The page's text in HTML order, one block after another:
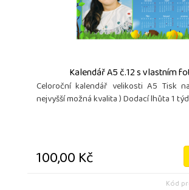
Kalendář A5 č.12 s vlastním
Celoroční kalendář velikosti A5 Tisk
nejvyšší možná kvalita ) Dodací lhůta 1
100,00 Kč
Kód